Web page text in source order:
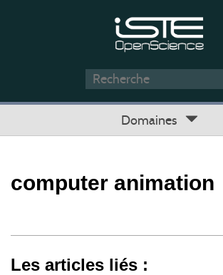
Domaines
computer animation
Les articles liés :